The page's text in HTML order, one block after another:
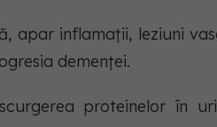
apar inflamații, leziuni
demenței.
proteinelor în